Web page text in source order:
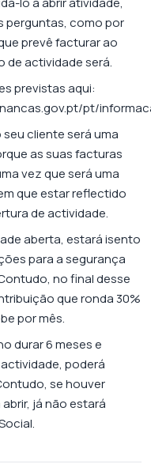
perguntas, como por
prevê facturar ao
de actividade será.
previstas aqui:
pt/
cliente será uma
as suas facturas
vez que será uma
que estar reflectido
de actividade.
aberta, estará isento
para a segurança
no final desse
que ronda 30%
por mês.
durar 6 meses e
poderá
se houver
já não estará